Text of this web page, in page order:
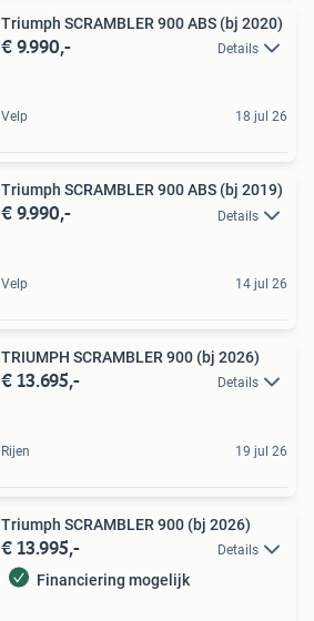
Triumph SCRAMBLER 900 ABS (bj 2020)
€ 9.990,- Details
Velp 18 jul 26
Triumph SCRAMBLER 900 ABS (bj 2019)
€ 9.990,- Details
Velp 14 jul 26
TRIUMPH SCRAMBLER 900 (bj 2026)
€ 13.695,- Details
Rijen 19 jul 26
Triumph SCRAMBLER 900 (bj 2026)
€ 13.995,- Details
Financiering mogelijk